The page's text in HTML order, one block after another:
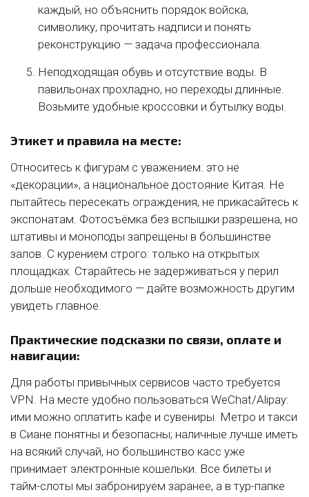
каждый, но объяснить порядок войска,
символику, прочитать надписи и понять
реконструкцию — задача профессионала.
Неподходящая обувь и отсутствие воды. В
павильонах прохладно, но переходы длинные.
Возьмите удобные кроссовки и бутылку воды.
Этикет и правила на месте:
Относитесь к фигурам с уважением: это не
«декорации», а национальное достояние Китая. Не
пытайтесь пересекать ограждения, не прикасайтесь к
экспонатам. Фотосъёмка без вспышки разрешена, но
штативы и моноподы запрещены в большинстве
залов. С курением строго: только на открытых
площадках. Старайтесь не задерживаться у перил
дольше необходимого — дайте возможность другим
увидеть главное.
Практические подсказки по связи, оплате и
навигации:
Для работы привычных сервисов часто требуется
VPN. На месте удобно пользоваться WeChat/Alipay:
ими можно оплатить кафе и сувениры. Метро и такси
в Сиане понятны и безопасны; наличные лучше иметь
на всякий случай, но большинство касс уже
принимает электронные кошельки. Все билеты и
тайм-слоты мы забронируем заранее, а в тур-папке